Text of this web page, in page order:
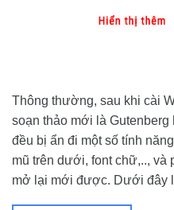
Thông thường, sau khi cài
soạn thảo mới là Gutenberg
đều bị ẩn đi một số tính
mũ trên dưới, font chữ,.., và
mở lại mới được. Dưới đây